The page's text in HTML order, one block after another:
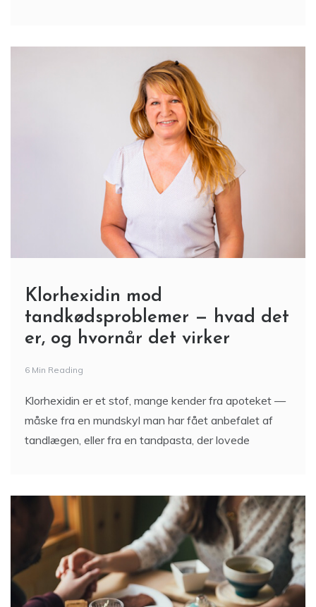
Klorhexidin mod
tandkødsproblemer — hvad det
er, og hvornår det virker
6 Min Reading
Klorhexidin er et stof, mange kender fra apoteket —
måske fra en mundskyl man har fået anbefalet af
tandlægen, eller fra en tandpasta, der lovede